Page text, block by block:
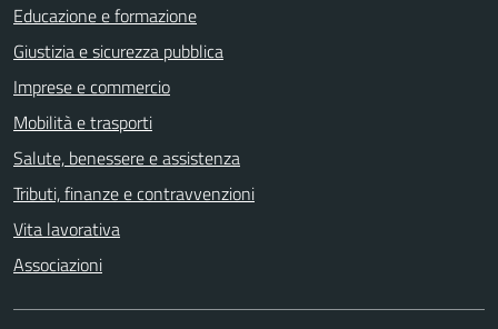
Educazione e formazione
Giustizia e sicurezza pubblica
Imprese e commercio
Mobilità e trasporti
Salute, benessere e assistenza
Tributi, finanze e contravvenzioni
Vita lavorativa
Associazioni